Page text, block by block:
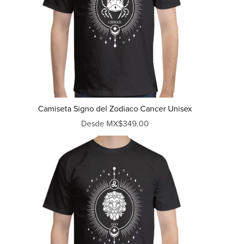
Camiseta Signo del Zodiaco Cancer Unisex
Desde MX$349.00